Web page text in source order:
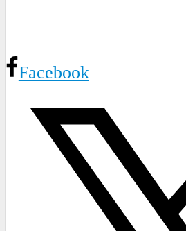
Facebook